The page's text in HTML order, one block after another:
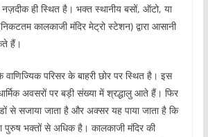
ही स्थित है। भक्त स्थानीय बसों, ऑटो, या
कालकाजी मंदिर मेट्रो स्टेशन) द्वारा आसानी
हैं।
परिसर के बाहरी छोर पर स्थित है। इस
अवसरों पर बड़ी संख्या में श्रद्धालु आते हैं। फिर
से सजाया जाता है और अक्सर यह पाया जाता है कि
पुरुष भक्तों से अधिक है। कालकाजी मंदिर की